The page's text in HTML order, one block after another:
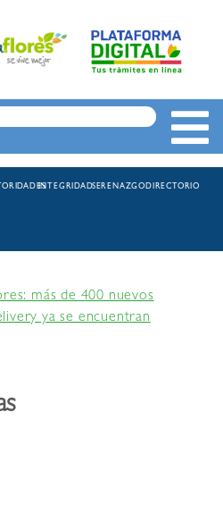
INTEGRIDADSERENAZGODIRECTORIO
más de 400 nuevos
ya se encuentran